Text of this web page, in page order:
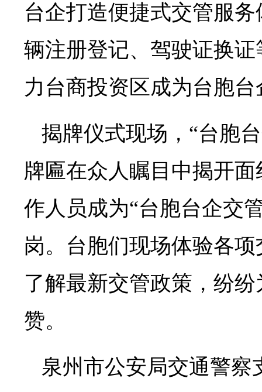
台企打造便捷式交管服
辆注册登记、驾驶证换
力台商投资区成为台胞
揭牌仪式现场，“台胞
牌匾在众人瞩目中揭开
作人员成为“台胞台企交
岗。台胞们现场体验各
了解最新交管政策，纷
赞。
泉州市公安局交通警察